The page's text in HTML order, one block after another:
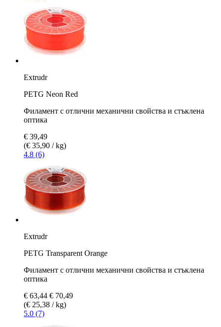
Extrudr
PETG Neon Red
Филамент с отлични механични свойства и стъклена
оптика
€ 39,49
(€ 35,90 / kg)
4.8 (6)
Extrudr
PETG Transparent Orange
Филамент с отлични механични свойства и стъклена
оптика
€ 63,44 € 70,49
(€ 25,38 / kg)
5.0 (7)